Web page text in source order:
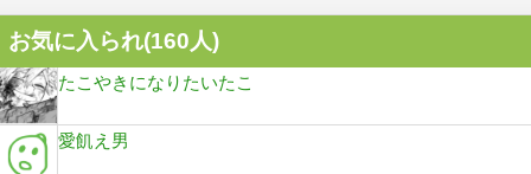
お気に入られ(160人)
たこやきになりたいたこ
愛飢え男